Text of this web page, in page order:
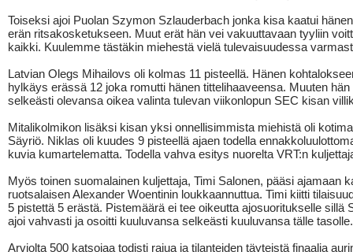
Toiseksi ajoi Puolan Szymon Szlauderbach jonka kisa kaatui
erän ritsakosketukseen. Muut erät hän vei vakuuttavaan tyyliin
kaikki. Kuulemme tästäkin miehestä vielä tulevaisuudessa
Latvian Olegs Mihailovs oli kolmas 11 pisteellä. Hänen
hylkäys erässä 12 joka romutti hänen tittelihaaveensa. Muuten hän
selkeästi olevansa oikea valinta tulevan viikonlopun SEC kisan
Mitalikolmikon lisäksi kisan yksi onnellisimmista miehistä oli
Säyriö. Niklas oli kuudes 9 pisteellä ajaen todella
kuvia kumartelematta. Todella vahva esitys nuorelta VRT:n
Myös toinen suomalainen kuljettaja, Timi Salonen, pääsi ajamaan
ruotsalaisen Alexander Woentinin loukkaannuttua. Timi kiitti
5 pistettä 5 erästä. Pistemäärä ei tee oikeutta ajosuoritukselle sillä
ajoi vahvasti ja osoitti kuuluvansa selkeästi kuuluvansa tälle tasolle.
Arviolta 500 katsojaa todisti rajua ja tilanteiden täyteistä finaalia